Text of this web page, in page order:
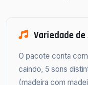
Variedade de
O pacote conta
caindo, 5 sons
(madeira com